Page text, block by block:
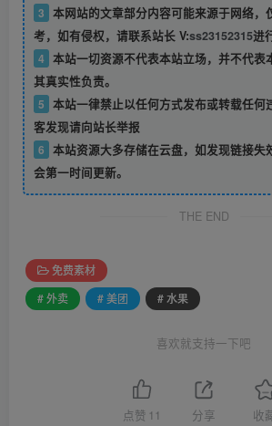
3 本网站的文章部分内容可能来源于网络，
考，如有侵权，请联系站长 V:ss23152315进
4 本站一切资源不代表本站立场，并不代表
其真实性负责。
5 本站一律禁止以任何方式发布或转载任何
客发现请向站长举报
6 本站资源大多存储在云盘，如发现链接失
会第一时间更新。
THE END
免费素材
# 外卖
# 美团 # 水果
喜欢就支持一下吧
点赞 11 分享 收